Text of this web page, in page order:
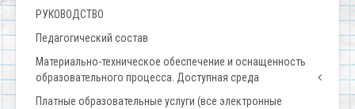
РУКОВОДСТВО
Педагогический состав
Материально-техническое обеспечение и оснащенность
образовательного процесса. Доступная среда
Платные образовательные услуги (все электронные